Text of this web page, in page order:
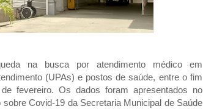
na busca por atendimento médico em
(UPAs) e postos de saúde, entre o fim
fevereiro. Os dados foram apresentados no
sobre Covid-19 da Secretaria Municipal de Saúde